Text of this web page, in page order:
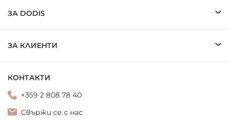
ЗА DODIS
ЗА КЛИЕНТИ
КОНТАКТИ
+359 2 808 78 40
Свържи се с нас